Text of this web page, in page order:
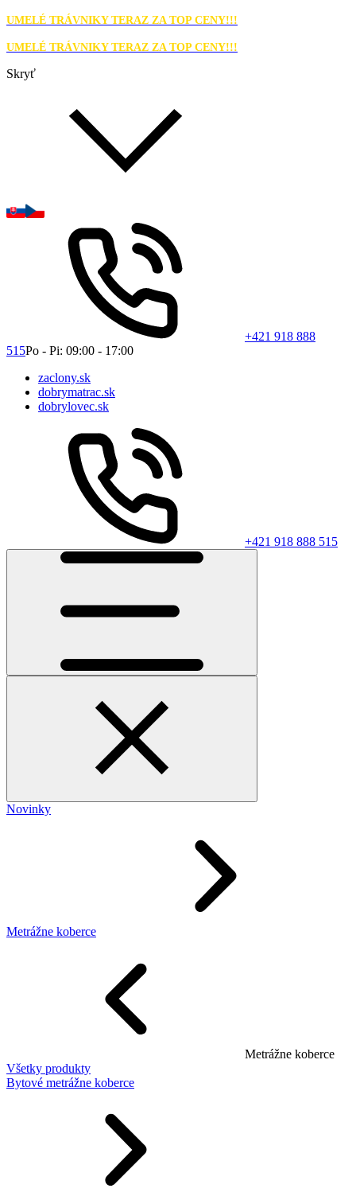
UMELÉ TRÁVNIKY TERAZ ZA TOP CENY!!!
UMELÉ TRÁVNIKY TERAZ ZA TOP CENY!!!
Skryť
+421 918 888
515Po - Pi: 09:00 - 17:00
zaclony.sk
dobrymatrac.sk
dobrylovec.sk
+421 918 888 515
Novinky
Metrážne koberce
Metrážne koberce
Všetky produkty
Bytové metrážne koberce